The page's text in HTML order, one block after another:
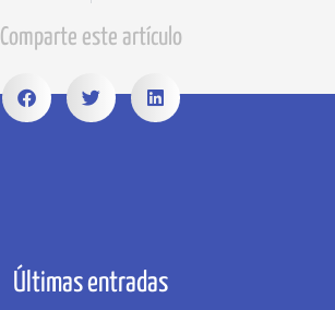
Comparte este artículo
Últimas entradas